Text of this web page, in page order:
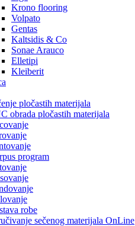
Krono flooring
Volpato
Gentas
Kaltsidis & Co
Sonae Arauco
Elletipi
Kleiberit
pločastih materijala
obrada pločastih materijala
program
robe
sečenog materijala OnLine